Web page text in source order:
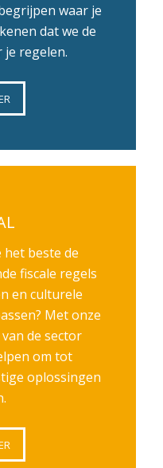
waar je
dat we de
je regelen.
het beste de
fiscale regels
en culturele
Met onze
de sector
om tot
oplossingen